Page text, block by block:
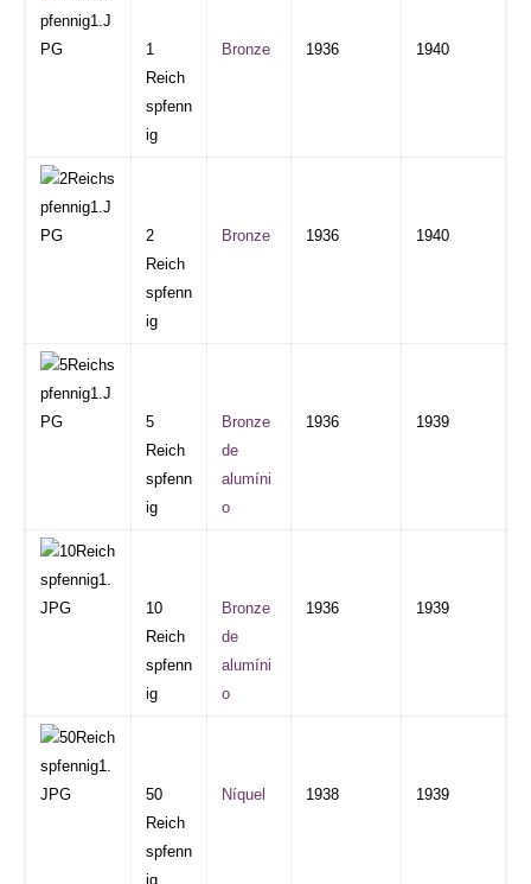
1
Reich
spfenn
ig
Bronze 1936 1940
2
Reich
spfenn
ig
Bronze 1936 1940
5
Reich
spfenn
ig
Bronze
de
alumíni
o
1936 1939
10
Reich
spfenn
ig
Bronze
de
alumíni
o
1936 1939
50
Reich
spfenn
ig
Níquel 1938 1939